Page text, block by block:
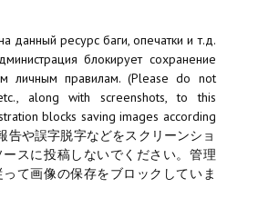
данный ресурс баги, опечатки и т.д.
блокирует сохранение
личным правилам. (Please do not
along with screenshots, to this
blocks saving images according
告や誤字脱字などをスクリーンショ
スに投稿しないでください。管理
て画像の保存をブロックしていま